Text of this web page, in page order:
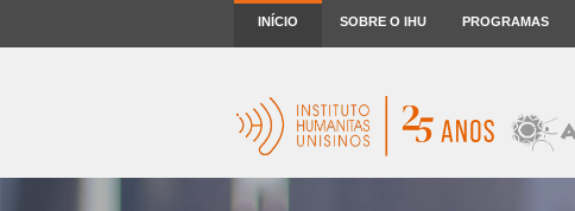
INÍCIO SOBRE O IHU PROGRAMAS